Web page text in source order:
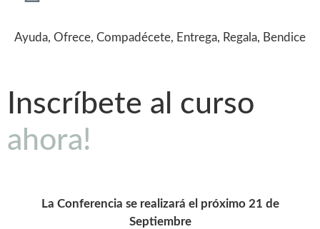
Ayuda, Ofrece, Compadécete, Entrega, Regala, Bendice
Inscríbete al curso
ahora!
La Conferencia se realizará el próximo 21 de
Septiembre